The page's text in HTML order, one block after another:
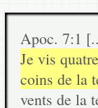
Apoc. 7:1
Je vis
coins de la
vents de la